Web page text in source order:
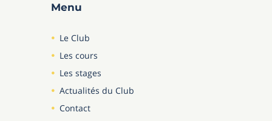
Menu
Le Club
Les cours
Les stages
Actualités du Club
Contact